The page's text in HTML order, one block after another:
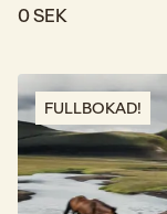
0 SEK
FULLBOKAD!